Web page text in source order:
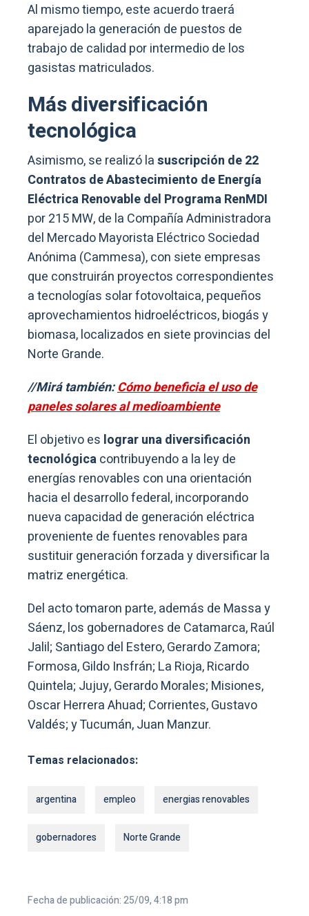
Al mismo tiempo, este acuerdo traerá
aparejado la generación de puestos de
trabajo de calidad por intermedio de los
gasistas matriculados.
Másdiversificación
tecnológica
Asimismo, se realizó lasuscripción de 22
Contratos de Abastecimiento de Energía
Eléctrica Renovable del Programa RenMDI
por 215 MW, de la Compañía Administradora
del Mercado Mayorista Eléctrico Sociedad
Anónima (Cammesa), con siete empresas
que construirán proyectos correspondientes
a tecnologías solar fotovoltaica, pequeños
aprovechamientos hidroeléctricos, biogás y
biomasa, localizados en siete provincias del
Norte Grande.
//Mirá también:Cómo beneficia el uso de
paneles solares al medioambiente
El objetivo es lograr una diversificación
tecnológicacontribuyendo a la ley de
energías renovables con una orientación
hacia el desarrollo federal, incorporando
nueva capacidad de generación eléctrica
proveniente de fuentes renovables para
sustituir generación forzada y diversificar la
matriz energética.
Del acto tomaron parte, además de Massa y
Sáenz, los gobernadores de Catamarca, Raúl
Jalil; Santiago del Estero, Gerardo Zamora;
Formosa, Gildo Insfrán; La Rioja, Ricardo
Quintela; Jujuy, Gerardo Morales; Misiones,
Oscar Herrera Ahuad; Corrientes, Gustavo
Valdés; y Tucumán, Juan Manzur.
Temas relacionados:
argentina empleo energias renovables
gobernadores Norte Grande
Fecha de publicación: 25/09, 4:18 pm